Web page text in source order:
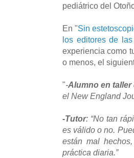
pediátrico del
En "Sin
los editores de
experiencia como
o menos, el
"-Alumno en taller
el New England
-Tutor: “No tan
es válido o no.
están mal
práctica diaria.”